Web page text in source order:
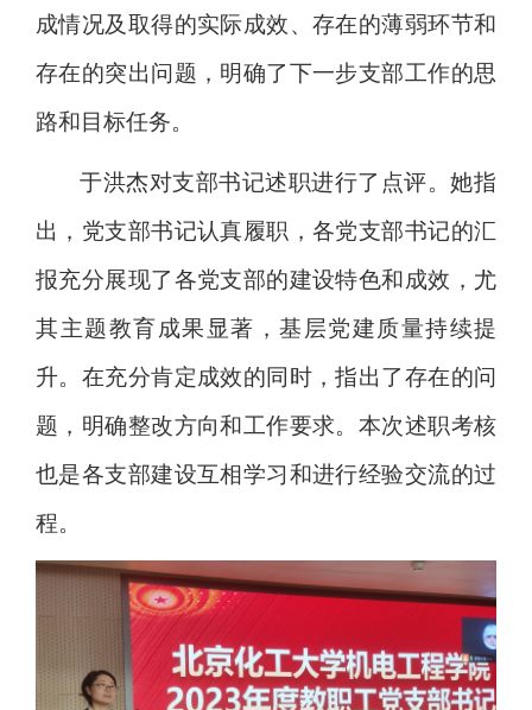
成情况及取得的实际成效、存在的薄弱环节和
存在的突出问题，明确了下一步支部工作的思
路和目标任务。
于洪杰对支部书记述职进行了点评。她指
出，党支部书记认真履职，各党支部书记的汇
报充分展现了各党支部的建设特色和成效，尤
其主题教育成果显著，基层党建质量持续提
升。在充分肯定成效的同时，指出了存在的问
题，明确整改方向和工作要求。本次述职考核
也是各支部建设互相学习和进行经验交流的过
程。